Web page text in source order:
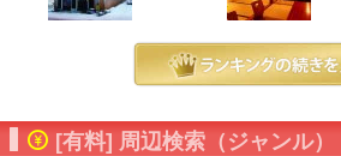
[有料] 周辺検索（ジャンル）